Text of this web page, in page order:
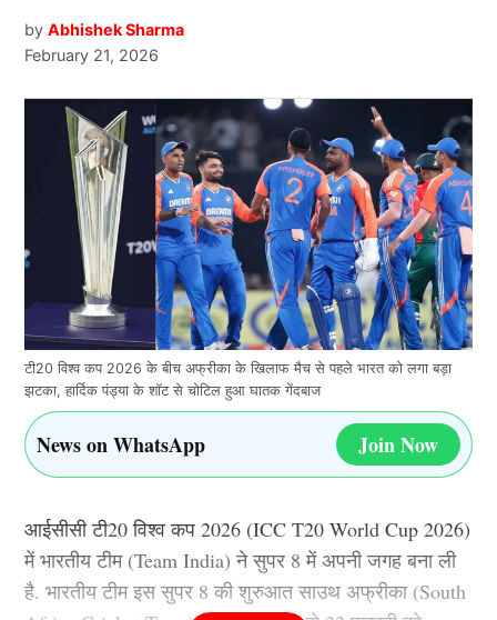
by Abhishek Sharma
February 21, 2026
टी20 विश्व कप 2026 के बीच अफ्रीका के खिलाफ मैच से पहले भारत को लगा बड़ा
झटका, हार्दिक पंड्या के शॉट से चोटिल हुआ घातक गेंदबाज
News on WhatsApp Join Now
आईसीसी टी20 विश्व कप 2026 (ICC T20 World Cup 2026)
में भारतीय टीम (Team India) ने सुपर 8 में अपनी जगह बना ली
है. भारतीय टीम इस सुपर 8 की शुरुआत साउथ अफ्रीका (South